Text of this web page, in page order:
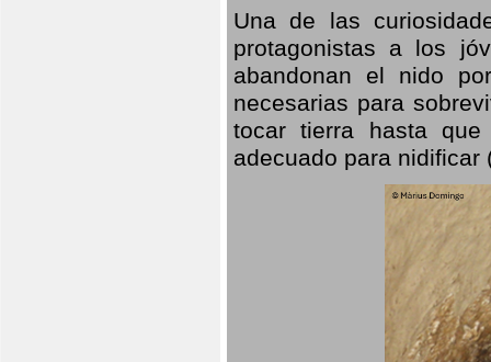
Una de las
protagonistas a los
abandonan el nido
necesarias para
tocar tierra hasta
adecuado para nidificar